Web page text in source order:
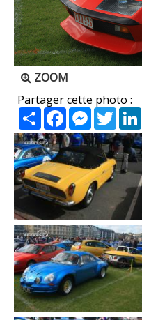
ZOOM
Partager cette photo :
PartagerFacebook